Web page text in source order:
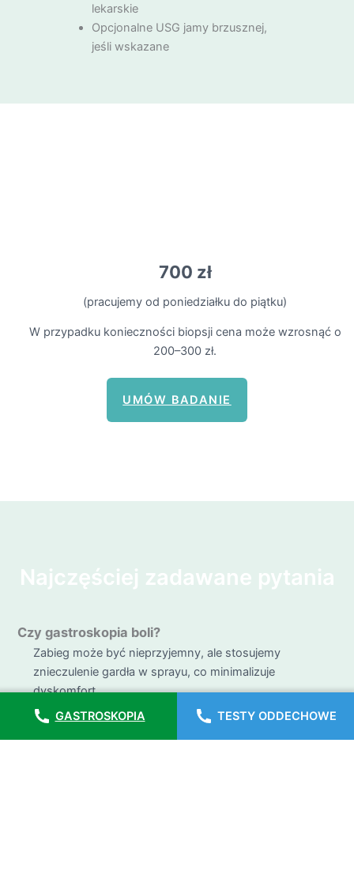
lekarskie
Opcjonalne USG jamy brzusznej,
jeśli wskazane
700 zł
(pracujemy od poniedziałku do piątku)
W przypadku konieczności biopsji cena może wzrosnąć o
200–300 zł.
UMÓW BADANIE
Najczęściej zadawane pytania
Czy gastroskopia boli?
Zabieg może być nieprzyjemny, ale stosujemy
znieczulenie gardła w sprayu, co minimalizuje
dyskomfort.
GASTROSKOPIA TESTY ODDECHOWE